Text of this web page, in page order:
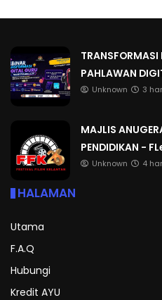
TRANSFORMASI
PAHLAWAN
Unknown 3
MAJLIS
PENDIDIKAN -
Unknown 4
HALAMAN
Utama
F.A.Q
Hubungi
Kredit AYU